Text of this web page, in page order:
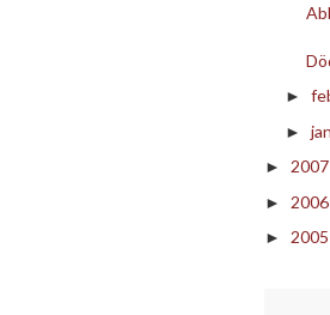
►
►
► 2007
► 2006
► 2005